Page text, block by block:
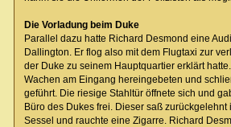
Die Vorladung beim Duke
Parallel dazu hatte Richard Desmond eine
Dallington. Er flog also mit dem Flugtaxi zur
der Duke zu seinem Hauptquartier erklärt
Wachen am Eingang hereingebeten und
geführt. Die riesige Stahltür öffnete sich und
Büro des Dukes frei. Dieser saß zurückgelehnt
Sessel und rauchte eine Zigarre. Richard